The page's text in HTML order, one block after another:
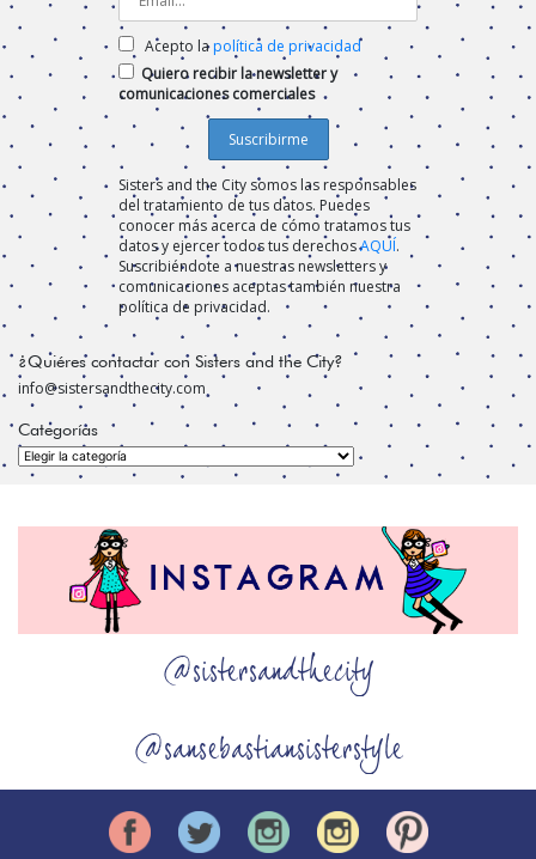
Acepto lapolítica de privacidad
Quiero recibir la newsletter y
comunicaciones comerciales
Sisters and the City somos las responsables
del tratamiento de tus datos. Puedes
conocer más acerca de cómo tratamos tus
datos y ejercer todos tus derechosAQUÍ.
Suscribiéndote a nuestras newsletters y
comunicaciones aceptas también nuestra
política de privacidad.
¿Quiéres contactar con Sisters and the City?
info@sistersandthecity.com
Categorías
Categorías
@sistersandthecity
@sansebastiansisterstyle